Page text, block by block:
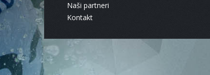
Naši partneri
Kontakt